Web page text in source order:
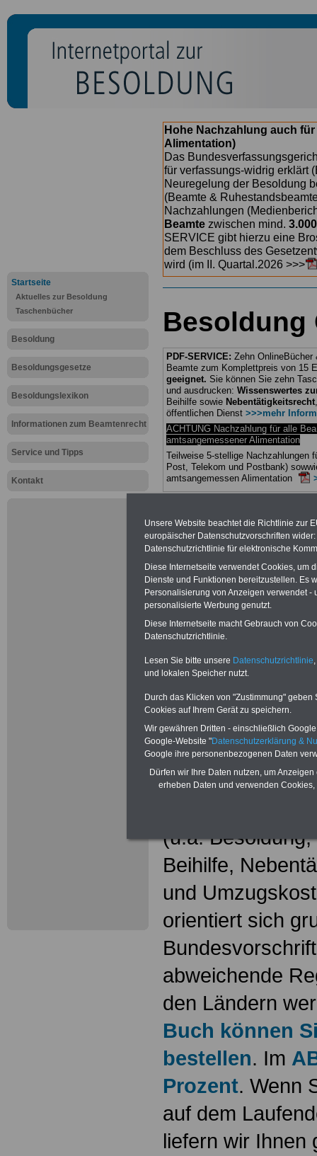
Startseite
Aktuelles zur Besoldung
Taschenbücher
Besoldung
Besoldungsgesetze
Besoldungslexikon
Informationen zum Beamtenrecht
Service und Tipps
Kontakt
Hohe Nachzahlung auch
Alimentation)
Das
für verfassungs-widrig erklärt
Neuregelung der Besoldung
(Beamte &
Nachzahlungen
Beamte zwischen mind.
SERVICE gibt hierzu eine
dem Beschluss des
wird (im II. Quartal.2026 >>>
Besoldung
PDF-SERVICE: Zehn
Beamte zum Komplettpreis von 15
geeignet. Sie können Sie zehn
und ausdrucken: Wissenswertes
Beihilfe sowie Nebentätigkeitsrecht
öffentlichen Dienst >>>mehr
ACHTUNG Nachzahlung für alle
amtsangemessener Alimentation
Teilweise 5-stellige Nachzahlungen
Post, Telekom und Postbank)
amtsangemessen Alimentation
abschließen!
Neu
Beamte
Das beliebte
und Beamte"
(u.a.
Beihilfe,
und
orientiert sich
abweichende
den Ländern
Buch können
bestellen. Im
Prozent. Wenn
auf dem
liefern wir
Unsere Website beachtet die Richtlinie zur
europäischer Datenschutzvorschriften
Datenschutzrichtlinie für elektronische
Diese Internetseite verwendet Cookies, um
Dienste und Funktionen bereitzustellen. Es
Personalisierung von Anzeigen verwendet
personalisierte Werbung genutzt.
Diese Internetseite macht Gebrauch von
Datenschutzrichtlinie.
Lesen Sie bitte unsere Datenschutzrichtlinie
und lokalen Speicher nutzt.
Durch das Klicken von "Zustimmung"
Cookies auf Ihrem Gerät zu speichern.
Wir gewähren Dritten - einschließlich
Google-Website "Datenschutzerklärung &
Google ihre personenbezogenen Daten
Dürfen wir Ihre Daten nutzen, um
erheben Daten und verwenden